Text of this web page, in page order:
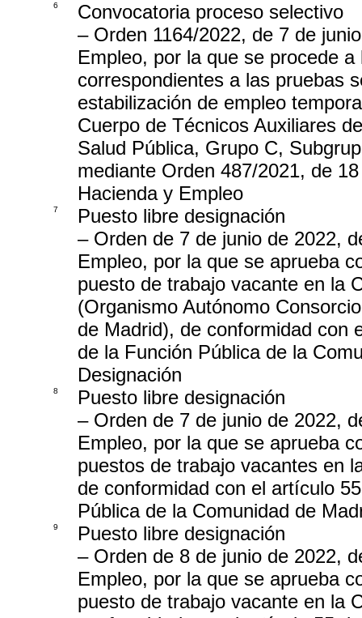
6
Convocatoria proceso selectivo
– Orden 1164/2022, de 7 de
Empleo, por la que se procede
correspondientes a las pruebas
estabilización de empleo
Cuerpo de Técnicos Auxiliares
Salud Pública, Grupo C,
mediante Orden 487/2021, de
Hacienda y Empleo
7
Puesto libre designación
– Orden de 7 de junio de 2022,
Empleo, por la que se aprueba
puesto de trabajo vacante en la
(Organismo Autónomo
de Madrid), de conformidad con
de la Función Pública de la
Designación
8
Puesto libre designación
– Orden de 7 de junio de 2022,
Empleo, por la que se aprueba
puestos de trabajo vacantes en
de conformidad con el artículo
Pública de la Comunidad de
9
Puesto libre designación
– Orden de 8 de junio de 2022,
Empleo, por la que se aprueba
puesto de trabajo vacante en la